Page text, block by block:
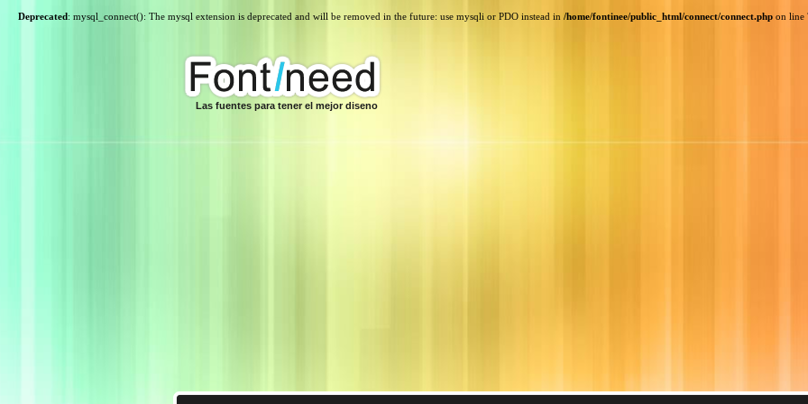
Deprecated: mysql_connect(): The mysql extension is deprecated and will be removed in the future: use mysqli or PDO instead in /home/fontinee/public_html/connect/connect.php on line
Las fuentes para tener el mejor diseno